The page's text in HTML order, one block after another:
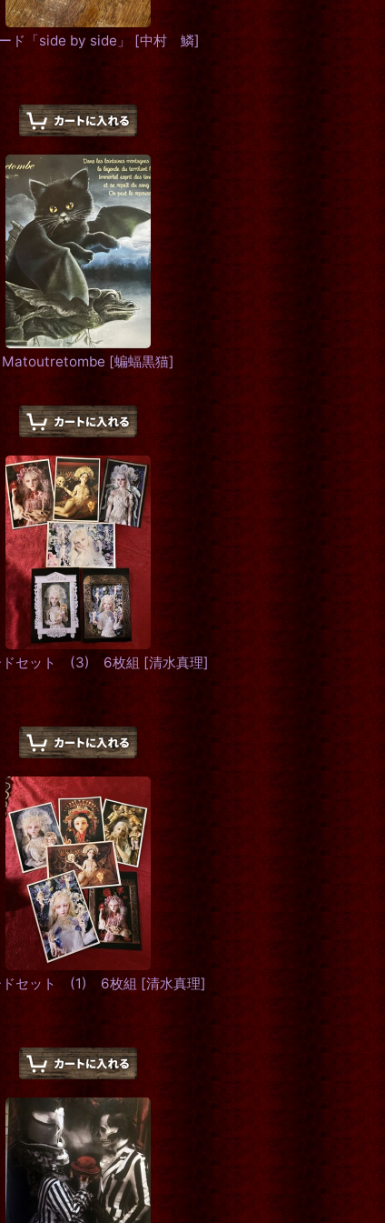
ド「side by side」 [中村 鱗]
Matoutretombe [蝙蝠黒猫]
ドセット (3) 6枚組 [清水真理]
ドセット (1) 6枚組 [清水真理]